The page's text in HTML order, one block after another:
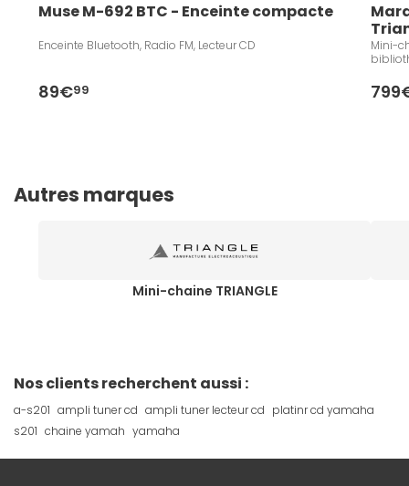
Muse M-692 BTC - Enceinte compacte
Enceinte Bluetooth, Radio FM, Lecteur CD
89€99
Mini-
Autres marques
Mini-chaine TRIANGLE
Nos clients recherchent aussi :
a-s201 ampli tuner cd ampli tuner lecteur cd platinr cd yamaha
s201 chaine yamah yamaha